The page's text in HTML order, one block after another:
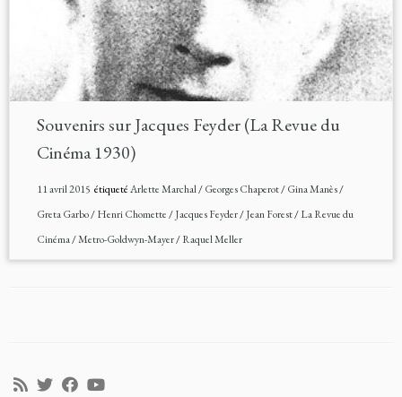
Souvenirs sur Jacques Feyder (La Revue du
Cinéma 1930)
11 avril 2015 étiquetéArlette Marchal/Georges Chaperot/Gina Manès/
Greta Garbo/Henri Chomette/Jacques Feyder/Jean Forest/La Revue du
Cinéma/Metro-Goldwyn-Mayer/Raquel Meller